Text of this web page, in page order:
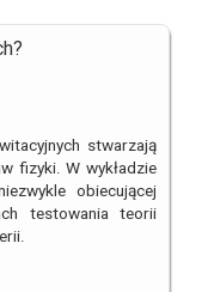
stwarzają
fizyki. W wykładzie
obiecującej
testowania teorii